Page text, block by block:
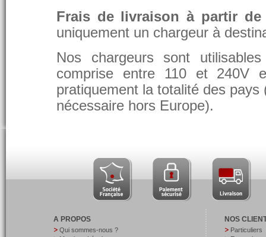
Frais de livraison à partir de
uniquement un chargeur à
Nos chargeurs sont
comprise entre 110 et 240V
pratiquement la totalité des
nécessaire hors Europe).
A PROPOS
Qui sommes-nous ?
NOS
Particuliers